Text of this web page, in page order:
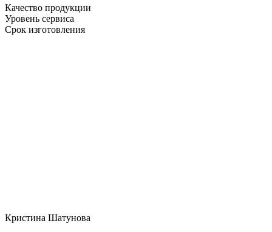
Качество продукции
Уровень сервиса
Срок изготовления
Кристина Шатунова